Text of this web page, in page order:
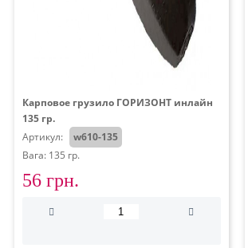
Карповое грузило ГОРИЗОНТ инлайн
135 гр.
Артикул:
w610-135
Вага: 135 гр.
56 грн.